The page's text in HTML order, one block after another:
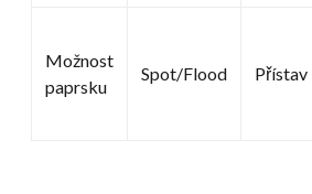
Možnost
paprsku
Spot/Flood Přístav